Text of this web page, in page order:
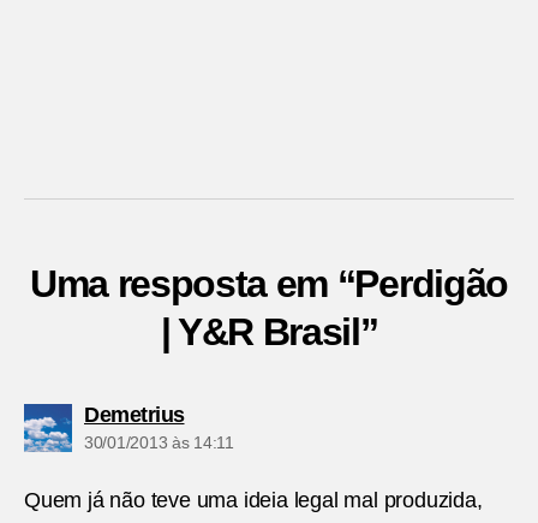
Uma resposta em “Perdigão
| Y&R Brasil”
Demetriusdiz:
30/01/2013 às 14:11
Quem já não teve uma ideia legal mal produzida,